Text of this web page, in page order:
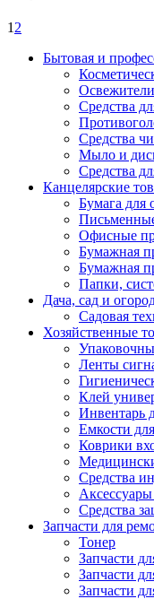
1 2
Бытовая и
Средства
Средства
Мыло и
Средства
Канцелярские
Бумага для
Офисные
Бумажная
Бумажная
Папки,
Дача, сад и
Садовая
Хозяйственные
Ленты
Клей
Инвентарь
Емкости
Коврики
Средства
Средства
Запчасти для
Тонер
Запчасти
Запчасти
Запчасти